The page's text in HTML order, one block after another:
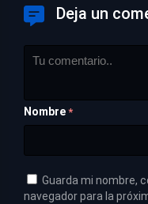
Deja un
Nombre *
Guarda mi nombre,
navegador para la